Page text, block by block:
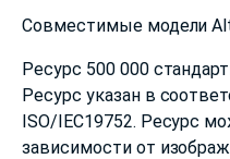
Совместимые модели
Ресурс 500 000
Ресурс указан в
ISO/IEC19752. Ресурс
зависимости от